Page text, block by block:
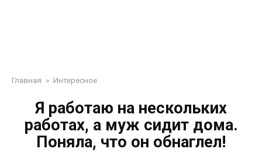
Главная » Интересное
Я работаю на нескольких
работах, а муж сидит дома.
Поняла, что он обнаглел!